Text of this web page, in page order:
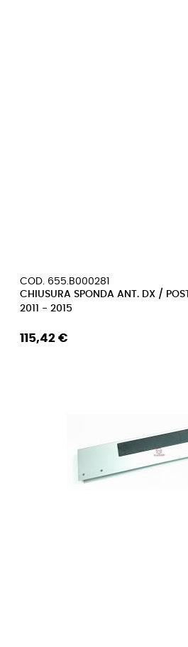
COD. 655.B000281
CHIUSURA SPONDA ANT. DX /
2011 - 2015
115,42 €